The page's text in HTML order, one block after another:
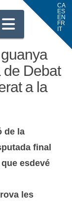
de Debat
a la
de la
final
esdevé
les